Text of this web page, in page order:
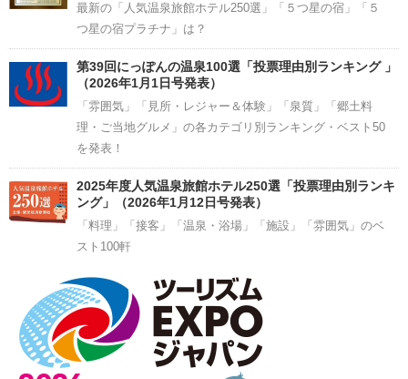
最新の「人気温泉旅館ホテル250選」「５つ星の宿」「５
つ星の宿プラチナ」は？
第39回にっぽんの温泉100選「投票理由別ランキング 」
（2026年1月1日号発表）
「雰囲気」「見所・レジャー＆体験」「泉質」「郷土料
理・ご当地グルメ」の各カテゴリ別ランキング・ベスト50
を発表！
2025年度人気温泉旅館ホテル250選「投票理由別ランキ
ング」（2026年1月12日号発表）
「料理」「接客」「温泉・浴場」「施設」「雰囲気」のベ
スト100軒